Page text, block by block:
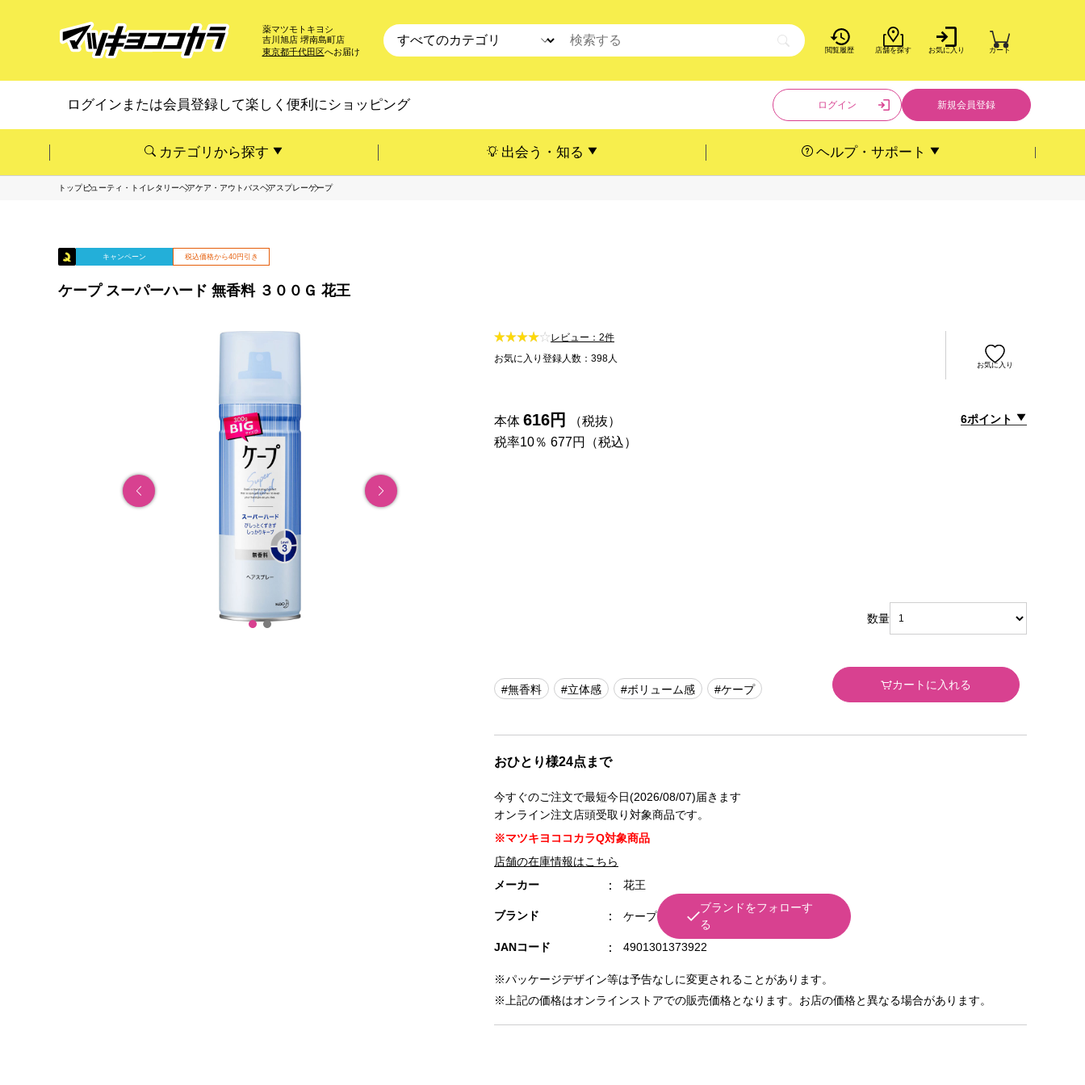
薬マツモトキヨシ
吉川旭店 堺南島町店
東京都千代田区へお届け 閲覧履歴 店舗を探す お気に入り カート
ログインまたは会員登録して楽しく便利にショッピング ログイン 新規会員登録
カテゴリから探す 出会う・知る ヘルプ・サポート
トップビューティ・トイレタリーヘアケア・アウトバスヘアスプレーケープ
キャンペーン 税込価格から40円引き
ケープ スーパーハード 無香料 ３００Ｇ 花王
レビュー：2件
お気に入り登録人数：398人
お気に入り
本体 616円
（税抜）
税率10％ 677円（税込）
6ポイント
#無香料 #立体感 #ボリューム感 #ケープ
おひとり様24点まで
今すぐのご注文で最短今日(2026/08/07)届きます
オンライン注文店頭受取り対象商品です。
※マツキヨココカラQ対象商品
店舗の在庫情報はこちら
メーカー 花王
ブランド ケープ
ブランドをフォローす
る
JANコード
4901301373922
※パッケージデザイン等は予告なしに変更されることがあります。
※上記の価格はオンラインストアでの販売価格となります。お店の価格と異なる場合があります。
数量
カートに入れる